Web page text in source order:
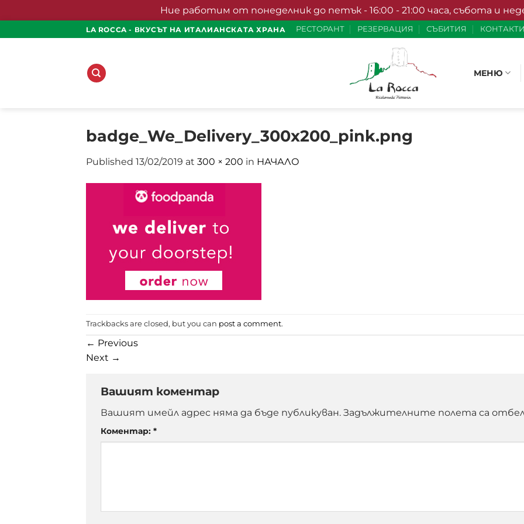
Ние работим от понеделник до петък - 16:00 - 21:00 часа, събота и
to
LA ROCCA - ВКУСЪТ НА ИТАЛИАНСКАТА ХРАНА РЕСТОРАНТ РЕЗЕРВАЦИЯ СЪБИТИЯ КОНТАКТИ
МЕНЮ
badge_We_Delivery_300x200_pink.png
Published 13/02/2019 at 300 × 200 in НАЧАЛО
Trackbacks are closed, but you can post a comment.
← Previous
Next →
Вашият коментар
Вашият имейл адрес няма да бъде публикуван. Задължителните полета са
Коментар: *